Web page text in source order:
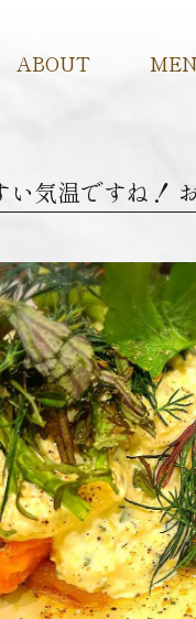
ABOUT
気温ですね！